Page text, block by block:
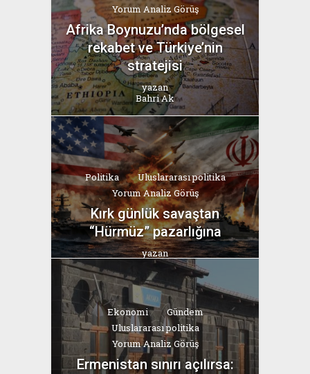
Yorum Analiz Görüş
Afrika Boynuzu’nda bölgesel
rekabet ve Türkiye’nin
stratejisi
yazan
Bahri Ak
Politika
Uluslararası politika
Yorum Analiz Görüş
Kırk günlük savaştan
“Hürmüz” pazarlığına
yazan
Bahri Ak
Ekonomi
Gündem
Uluslararası politika
Yorum Analiz Görüş
Ermenistan sınırı açılırsa: